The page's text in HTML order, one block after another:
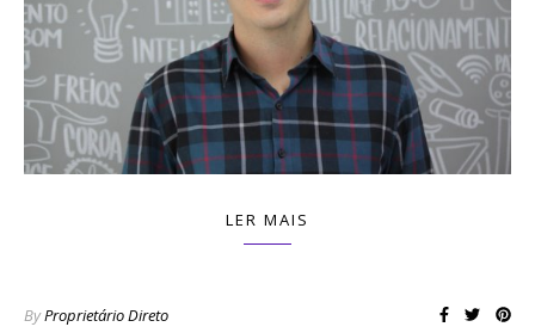
LER MAIS
ByProprietário Direto